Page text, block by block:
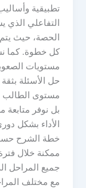
تطبيقية
التفاعلي الذي
الحصة، حيث
كل خطوة. كما
مستويات
حل الأسئلة
مستوى الطالب لا
بل نوفر
الأداء بشكل
خطة الشرح
ممكنة خلال
جميع المراحل
مع مختلف